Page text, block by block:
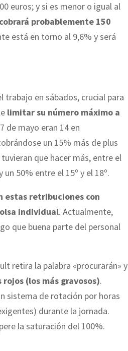
euros; y si es menor o igual al
probablemente 150
está en torno al 9,6% y será
trabajo en sábados, crucial para
limitar su número máximo a
de mayo eran 14 en
un 15% más de plus
que hacer más, entre el
50% entre el 15º y el 18º.
estas retribuciones con
individual. Actualmente,
que buena parte del personal
retira la palabra «procurarán» y
(los más gravosos).
sistema de rotación por horas
durante la jornada.
la saturación del 100%.